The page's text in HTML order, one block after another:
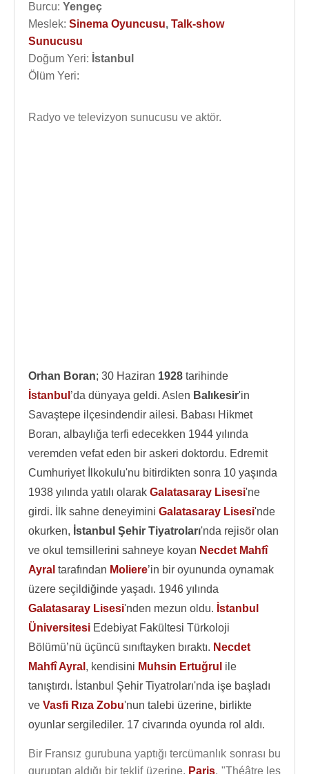
Burcu: Yengeç
Meslek: Sinema Oyuncusu, Talk-show
Sunucusu
Doğum Yeri: İstanbul
Ölüm Yeri:
Radyo ve televizyon sunucusu ve aktör.
Orhan Boran; 30 Haziran 1928 tarihinde
İstanbul ’da dünyaya geldi. Aslen Balıkesir'in
Savaştepe ilçesindendir ailesi. Babası Hikmet
Boran, albaylığa terfi edecekken 1944 yılında
veremden vefat eden bir askeri doktordu. Edremit
Cumhuriyet İlkokulu'nu bitirdikten sonra 10 yaşında
1938 yılında yatılı olarak Galatasaray Lisesi'ne
girdi. İlk sahne deneyimini Galatasaray Lisesi'nde
okurken, İstanbul Şehir Tiyatroları'nda rejisör olan
ve okul temsillerini sahneye koyan Necdet Mahfî
Ayral tarafından Moliere’in bir oyununda oynamak
üzere seçildiğinde yaşadı. 1946 yılında
Galatasaray Lisesi'nden mezun oldu. İstanbul
Üniversitesi Edebiyat Fakültesi Türkoloji
Bölümü’nü üçüncü sınıftayken bıraktı. Necdet
Mahfî Ayral , kendisini Muhsin Ertuğrul ile
tanıştırdı. İstanbul Şehir Tiyatroları'nda işe başladı
ve Vasfi Rıza Zobu'nun talebi üzerine, birlikte
oyunlar sergilediler. 17 civarında oyunda rol aldı.
Bir Fransız gurubuna yaptığı tercümanlık sonrası bu
guruptan aldığı bir teklif üzerine, Paris, "Théâtre les